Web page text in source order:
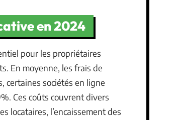
en 2024
pour les propriétaires
En moyenne, les frais de
certaines sociétés en ligne
Ces coûts couvrent divers
locataires, l’encaissement des